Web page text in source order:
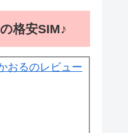
格安SIM♪
おるのレビュー